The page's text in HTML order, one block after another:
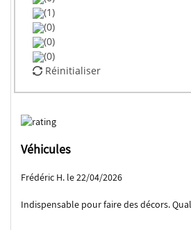
(1)
(0)
(0)
(0)
Réinitialiser
Véhicules
Frédéric H. le 22/04/2026
Indispensable pour faire des décors.